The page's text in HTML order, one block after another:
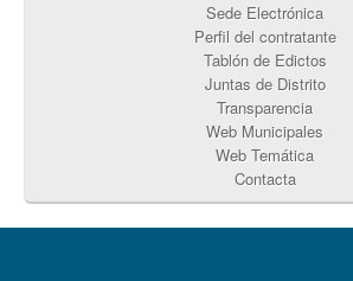
Sede Electrónica
Perfil del contratante
Tablón de Edictos
Juntas de Distrito
Transparencia
Web Municipales
Web Temática
Contacta